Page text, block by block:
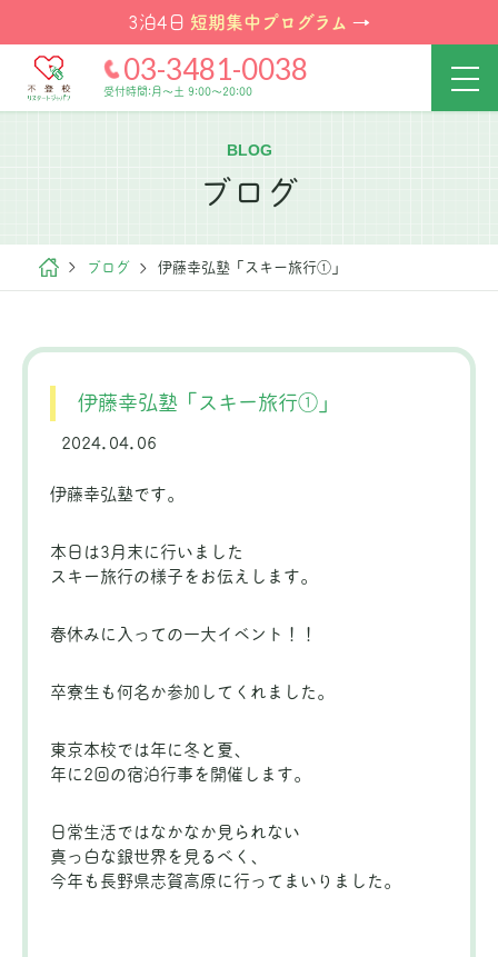
3泊4日 短期集中プログラム →
03-3481-0038
受付時間:月～土 9:00～20:00
BLOG
ブログ
ブログ 伊藤幸弘塾「スキー旅行①」
伊藤幸弘塾「スキー旅行①」
2024.04.06
伊藤幸弘塾です。
本日は3月末に行いました
スキー旅行の様子をお伝えします。
春休みに入っての一大イベント！！
卒寮生も何名か参加してくれました。
東京本校では年に冬と夏、
年に2回の宿泊行事を開催します。
日常生活ではなかなか見られない
真っ白な銀世界を見るべく、
今年も長野県志賀高原に行ってまいりました。